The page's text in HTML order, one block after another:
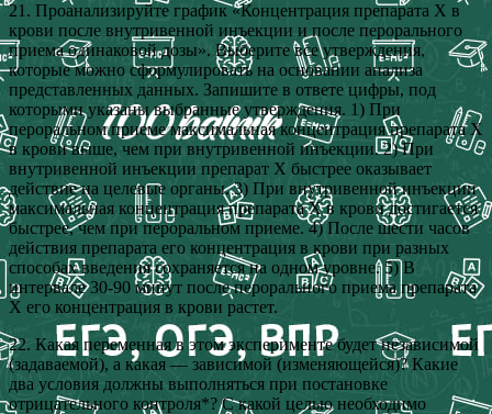
21. Проанализируйте график «Концентрация препарата Х в
крови после внутривенной инъекции и после перорального
приема одинаковой дозы». Выберите все утверждения,
которые можно сформулировать на основании анализа
представленных данных. Запишите в ответе цифры, под
которыми указаны выбранные утверждения. 1) При
пероральном приеме максимальная концентрация препарата Х
в крови выше, чем при внутривенной инъекции. 2) При
внутривенной инъекции препарат Х быстрее оказывает
действие на целевые органы. 3) При внутривенной инъекции
максимальная концентрация препарата Х в крови достигается
быстрее, чем при пероральном приеме. 4) После шести часов
действия препарата его концентрация в крови при разных
способах введения сохраняется на одном уровне. 5) В
интервале 30-90 минут после перорального приема препарата
Х его концентрация в крови растет.
22. Какая переменная в этом эксперименте будет независимой
(задаваемой), а какая — зависимой (изменяющейся)? Какие
два условия должны выполняться при постановке
отрицательного контроля*? С какой целью необходимо